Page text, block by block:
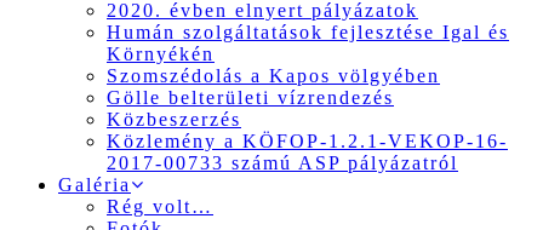
2020. évben elnyert pályázatok
Humán szolgáltatások fejlesztése Igal és
Környékén
Szomszédolás a Kapos völgyében
Gölle belterületi vízrendezés
Közbeszerzés
Közlemény a KÖFOP-1.2.1-VEKOP-16-
2017-00733 számú ASP pályázatról
Galéria
Rég volt…